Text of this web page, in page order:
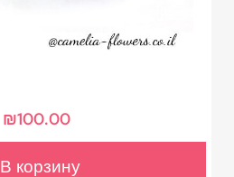
₪100.00
В корзину